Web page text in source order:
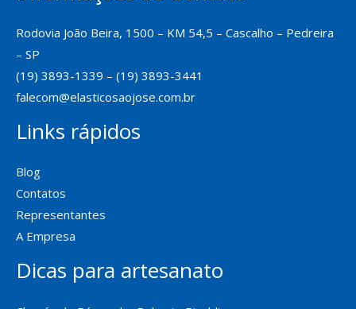
Rodovia João Beira, 1500 – KM 54,5 – Cascalho – Pedreira
– SP
(19) 3893-1339 – (19) 3893-3441
falecom@elasticosaojose.com.br
Links rápidos
Blog
Contatos
Representantes
A Empresa
Dicas para artesanato